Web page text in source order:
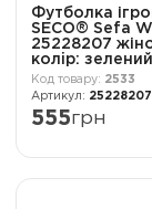
Футболка
SECO® Sefa
25228207
колiр: зелений
2533
25228207
555грн